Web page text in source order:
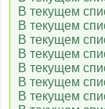
В текущем
В текущем
В текущем
В текущем
В текущем
В текущем
В текущем